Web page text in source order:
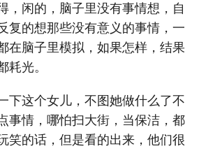
，闲的，脑子里没有事情想，自
复的想那些没有意义的事情，一
在脑子里模拟，如果怎样，结果
耗光。
下这个女儿，不图她做什么了不
事情，哪怕扫大街，当保洁，都
笑的话，但是看的出来，他们很